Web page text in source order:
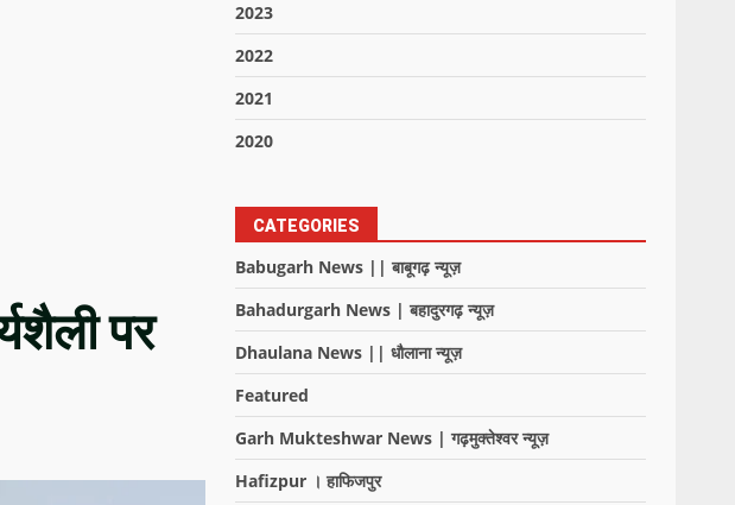
पर
2023
2022
2021
2020
CATEGORIES
Babugarh News || बाबूगढ़ न्यूज़
Bahadurgarh News | बहादुरगढ़ न्यूज़
Dhaulana News || धौलाना न्यूज़
Featured
Garh Mukteshwar News | गढ़मुक्तेश्वर न्यूज़
Hafizpur । हाफिजपुर